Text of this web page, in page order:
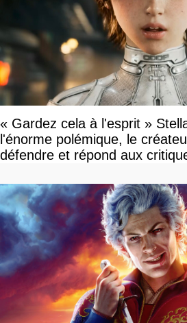
« Gardez cela à l'esprit »
l'énorme polémique, le
défendre et répond aux